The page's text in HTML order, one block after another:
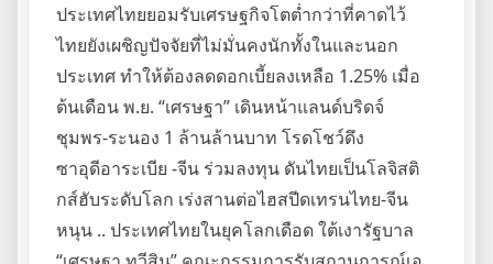
ประเทศไทยยอมรับเศรษฐกิจโตต่ำกว่าที่คาดไว้
ไทยยังเผชิญปัจจัยที่ไม่มั่นคงนักทั้งในและนอก
ประเทศ ทำให้ต้องลดดอกเบี้ยลงเหลือ 1.25% เมื่อ
ต้นเดือน พ.ย. “เศรษฐา” เดินหน้าแลนด์บริดจ์
ชุมพร-ระนอง 1 ล้านล้านบาท โรดโชว์ดึง
ซาอุดีอาระเบีย -จีน ร่วมลงทุน ดันไทยเป็นโลจิสติ
กส์ฮับระดับโลก เร่งสานต่อไฮสปีดเทรนไทย-จีน
หนุน .. ประเทศไทยในยุคโลกเดือด ใต้เงารัฐบาล